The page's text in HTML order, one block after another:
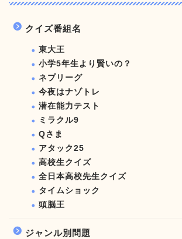
クイズ番組名
東大王
小学5年生より賢いの？
ネプリーグ
今夜はナゾトレ
潜在能力テスト
ミラクル9
Qさま
アタック25
高校生クイズ
全日本高校先生クイズ
タイムショック
頭脳王
ジャンル別問題